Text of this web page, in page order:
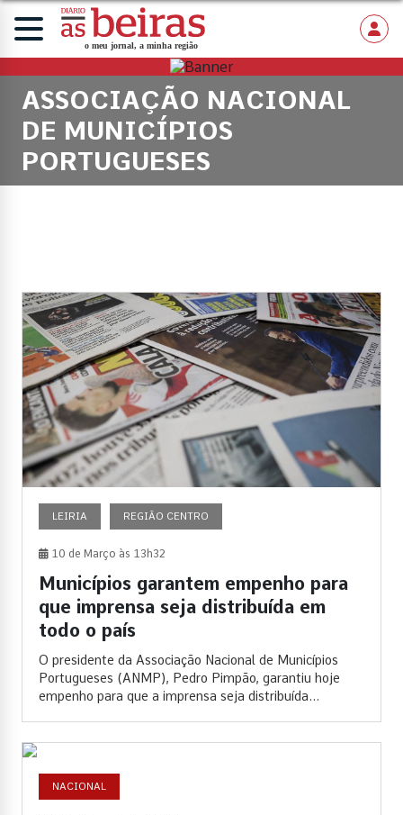
ASSOCIAÇÃO NACIONAL
DE MUNICÍPIOS
PORTUGUESES
LEIRIA REGIÃO CENTRO
10 de Março às 13h32
Municípios garantem empenho para
que imprensa seja distribuída em
todo o país
O presidente da Associação Nacional de Municípios
Portugueses (ANMP), Pedro Pimpão, garantiu hoje
empenho para que a imprensa seja distribuída...
NACIONAL